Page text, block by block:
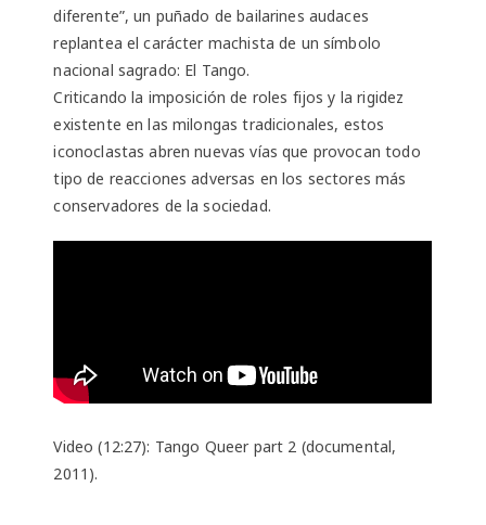
diferente”, un puñado de bailarines audaces
replantea el carácter machista de un símbolo
nacional sagrado: El Tango.
Criticando la imposición de roles fijos y la rigidez
existente en las milongas tradicionales, estos
iconoclastas abren nuevas vías que provocan todo
tipo de reacciones adversas en los sectores más
conservadores de la sociedad.
Video (12:27): Tango Queer part 2 (documental,
2011).